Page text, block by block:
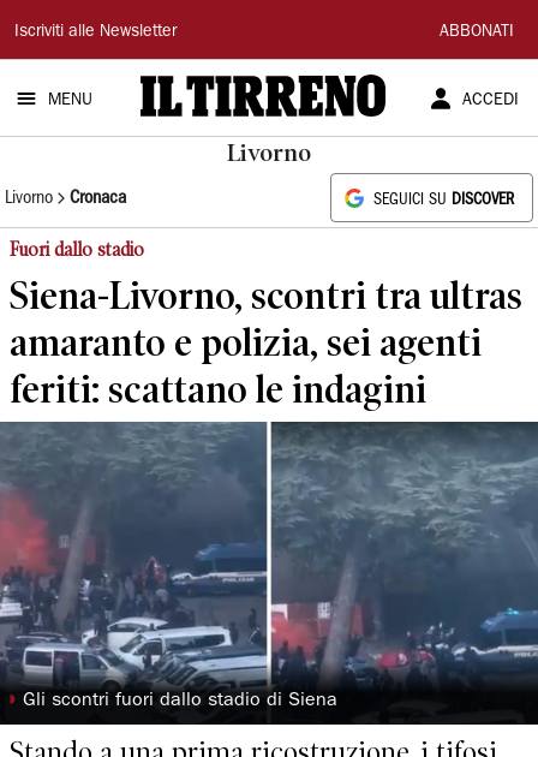
Il
Tirreno
Iscriviti alle Newsletter ABBONATI
MENU ACCEDI
Livorno
Livorno Cronaca SEGUICI SU DISCOVER
Fuori dallo stadio
Siena-Livorno, scontri tra ultras
amaranto e polizia, sei agenti
feriti: scattano le indagini
◗ Gli scontri fuori dallo stadio di Siena